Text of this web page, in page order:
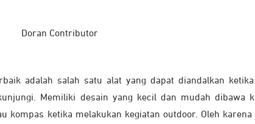
Doran Contributor
adalah salah satu alat yang dapat diandalkan
Memiliki desain yang kecil dan mudah dibawa
kompas ketika melakukan kegiatan outdoor. Oleh